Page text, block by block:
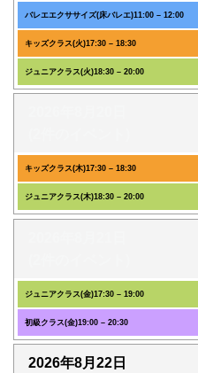
バレエエクササイズ(床バレエ)11:00 – 12:00
キッズクラス(火)17:30 – 18:30
ジュニアクラス(火)18:30 – 20:00
キッズクラス(木)17:30 – 18:30
ジュニアクラス(木)18:30 – 20:00
ジュニアクラス(金)17:30 – 19:00
初級クラス(金)19:00 – 20:30
2026年8月22日